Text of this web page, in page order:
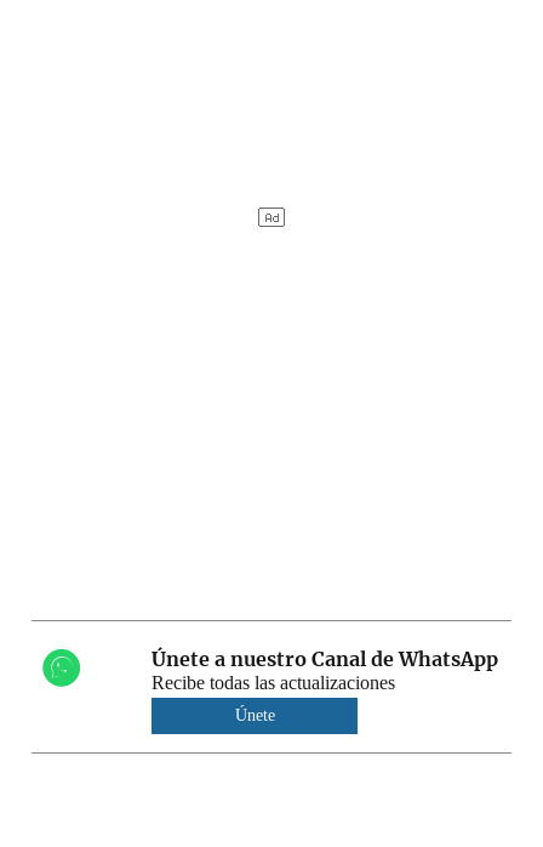
Únete a nuestro Canal de WhatsApp
Recibe todas las actualizaciones
Únete